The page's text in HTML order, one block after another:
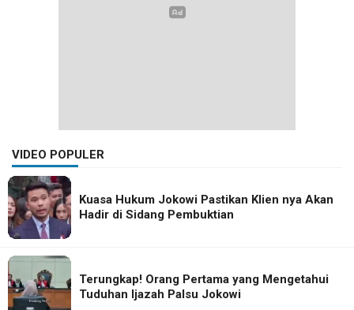
VIDEO POPULER
Kuasa Hukum Jokowi Pastikan Klien nya Akan
Hadir di Sidang Pembuktian
Terungkap! Orang Pertama yang Mengetahui
Tuduhan Ijazah Palsu Jokowi